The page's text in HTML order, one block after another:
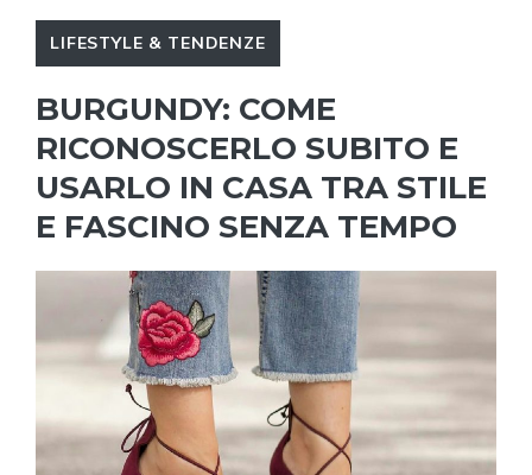
LIFESTYLE & TENDENZE
BURGUNDY: COME
RICONOSCERLO SUBITO E
USARLO IN CASA TRA STILE
E FASCINO SENZA TEMPO